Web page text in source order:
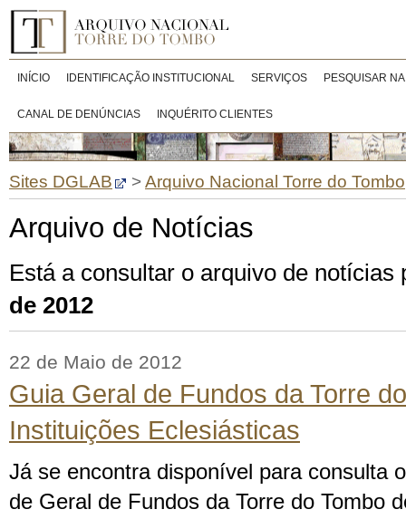
INÍCIO IDENTIFICAÇÃO INSTITUCIONAL SERVIÇOS PESQUISAR
CANAL DE DENÚNCIAS INQUÉRITO CLIENTES
Sites DGLAB >Arquivo Nacional Torre do Tombo
Arquivo de Notícias
Está a consultar o arquivo de
de 2012
22 de Maio de 2012
Guia Geral de Fundos da Torre
Instituições Eclesiásticas
Já se encontra disponível para consulta
de Geral de Fundos da Torre do Tombo